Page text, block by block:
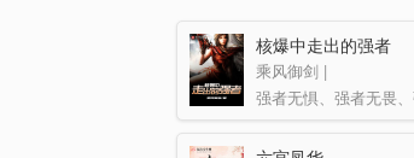
核爆中走出的强者
乘风御剑 |